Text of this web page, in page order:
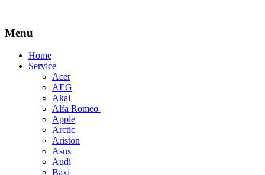
Menu
Skip
Home
Service
Acer
AEG
Akai
Alfa Romeo
Apple
Arctic
Ariston
Asus
Audi
Baxi